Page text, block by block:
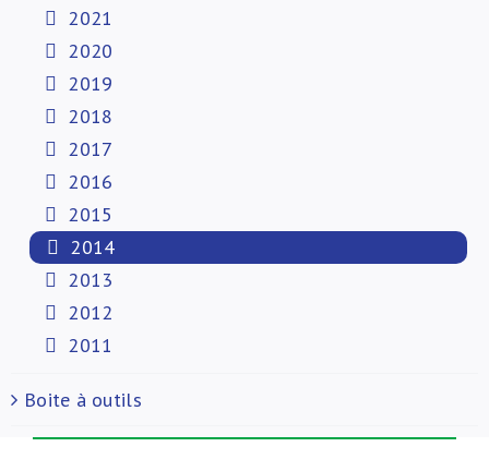
2021
2020
2019
2018
2017
2016
2015
2014
2013
2012
2011
Boite à outils